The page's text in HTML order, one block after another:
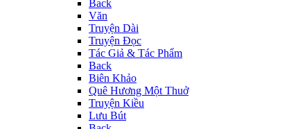
Back
Văn
Truyện Dài
Truyện Đọc
Tác Giả & Tác Phẩm
Back
Biên Khảo
Quê Hương Một Thuở
Truyện Kiều
Lưu Bút